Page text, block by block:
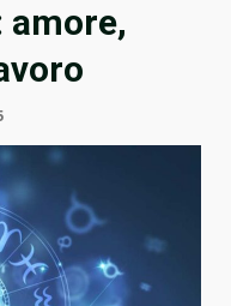
amore,